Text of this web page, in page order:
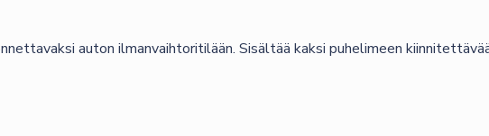
auton ilmanvaihtoritilään. Sisältää kaksi puhelimeen